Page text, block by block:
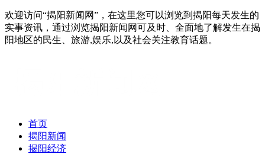
欢迎访问“揭阳新闻网”，在这里您可以浏览到揭阳每天发生的
实事资讯，通过浏览揭阳新闻网可及时、全面地了解发生在揭
阳地区的民生、旅游,娱乐,以及社会关注教育话题。
首页
揭阳新闻
揭阳经济